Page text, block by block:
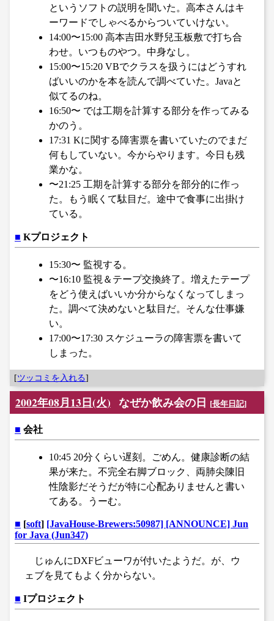
というソフトの説明を聞いた。高本さんはキ
ーワードでしゃべるからついていけない。
14:00〜15:00 高本吉田水野兒玉板敷で打ち合
わせ。いつものやつ。中身なし。
15:00〜15:20 VBでクラスを扱うにはどうすれ
ばいいのかを本を読んで調べていた。Javaと
似てるのね。
16:50〜 では工期を計算する部分を作ってみる
かのう。
17:31 Kに関する障害票を書いていたのでまだ
何もしていない。今からやります。今日も残
業かな。
〜21:25 工期を計算する部分を部分的に作っ
た。もう眠くて駄目だ。途中で食事に出掛け
ている。
■ Kプロジェクト
15:30〜 監視する。
〜16:10 監視＆テープ交換終了。増えたテープ
をどう使えばいいか分からなくなってしまっ
た。調べて決めないと駄目だ。そんな仕事嫌
い。
17:00〜17:30 スケジューラの障害票を書いて
しまった。
[ツッコミを入れる]
2002年08月13日(火) なぜか飲み会の日 [長年日記]
■ 会社
10:45 20分くらい遅刻。ごめん。健康診断の結
果が来た。不完全右脚ブロック、両肺尖陳旧
性陰影だそうだが特に心配ありませんと書い
てある。うーむ。
■ [soft] [JavaHouse-Brewers:50987] [ANNOUNCE] Jun
for Java (Jun347)
じゅんにDXFビューワが付いたようだ。が、ウ
ェブを見てもよく分からない。
■ Iプロジェクト